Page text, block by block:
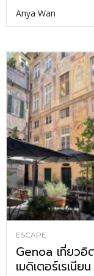
Anya Wan
ESCAPE
Genoa เที่ยวอิ
เมดิเตอร์เรเนีย